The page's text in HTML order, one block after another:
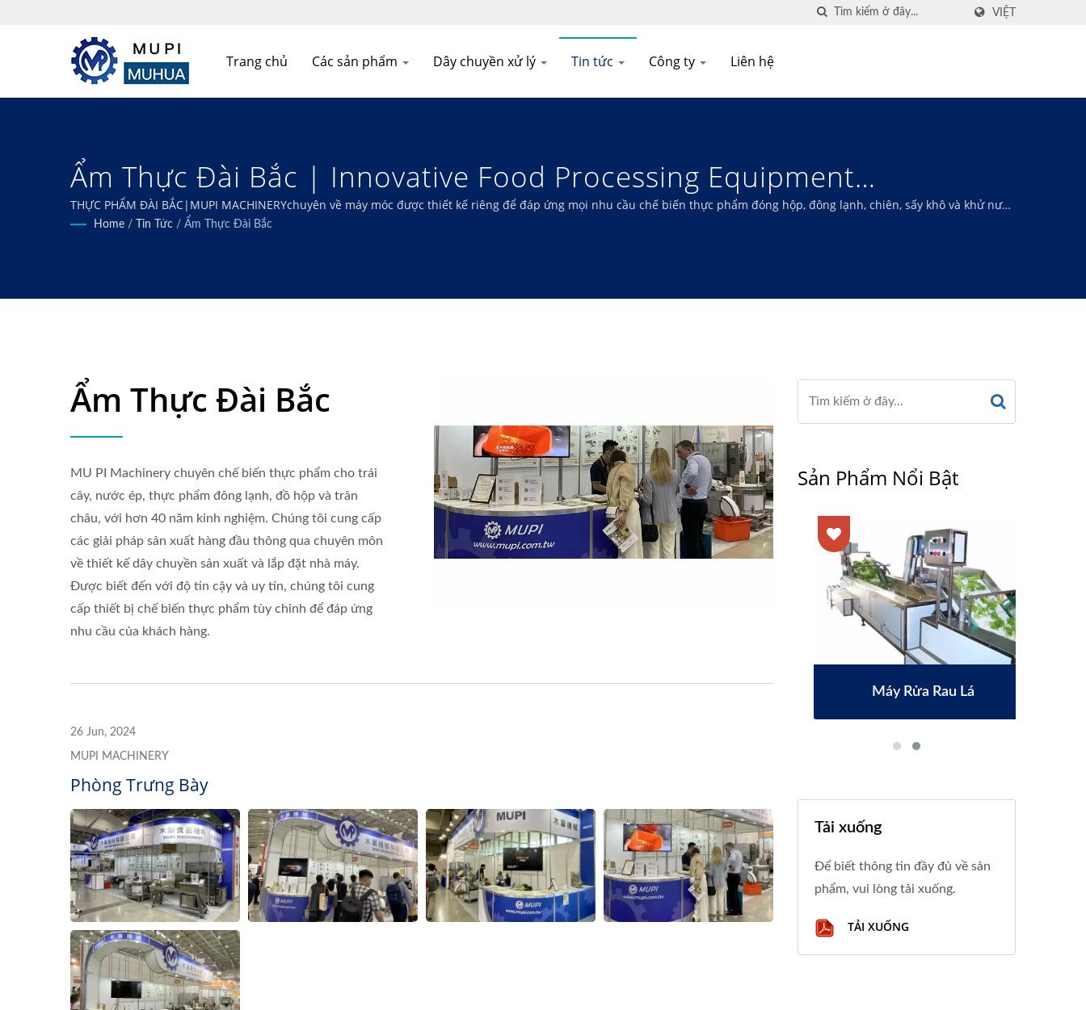
VIỆT
Trang chủ Các sản phẩm Dây chuyền xử lý Tin tức Công ty Liên hệ
Ẩm Thực Đài Bắc | Innovative Food Processing Equipment
Manufacturer – MU PI Machinery
THỰC PHẨM ĐÀI BẮC|MUPI MACHINERYchuyên về máy móc được thiết kế riêng để đáp ứng mọi nhu cầu chế biến thực phẩm đóng hộp, đông lạnh, chiên, sấy khô và khử nước
của bạn, đảm bảo hiệu quả tối ưu và chất lượng vượt trội.
Home / Tin Tức / Ẩm Thực Đài Bắc
Ẩm Thực Đài Bắc
MU PI Machinery chuyên chế biến thực phẩm cho trái
cây, nước ép, thực phẩm đông lạnh, đồ hộp và trân
châu, với hơn 40 năm kinh nghiệm. Chúng tôi cung cấp
các giải pháp sản xuất hàng đầu thông qua chuyên môn
về thiết kế dây chuyền sản xuất và lắp đặt nhà máy.
Được biết đến với độ tin cậy và uy tín, chúng tôi cung
cấp thiết bị chế biến thực phẩm tùy chỉnh để đáp ứng
nhu cầu của khách hàng.
26 Jun, 2024
MUPI MACHINERY
Phòng Trưng Bày
Sản Phẩm Nổi Bật
Máy Rửa Rau Lá
Tải xuống
Để biết thông tin đầy đủ về sản
phẩm, vui lòng tải xuống.
TẢI XUỐNG